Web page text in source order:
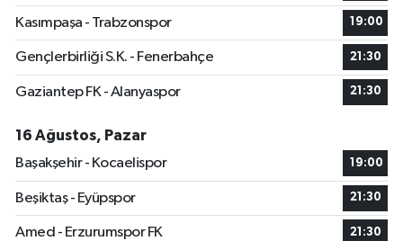
Kasımpaşa - Trabzonspor 19:00
Gençlerbirliği S.K. - Fenerbahçe 21:30
Gaziantep FK - Alanyaspor 21:30
16 Ağustos, Pazar
Başakşehir - Kocaelispor
19:00
Beşiktaş - Eyüpspor 21:30
Amed - Erzurumspor FK 21:30